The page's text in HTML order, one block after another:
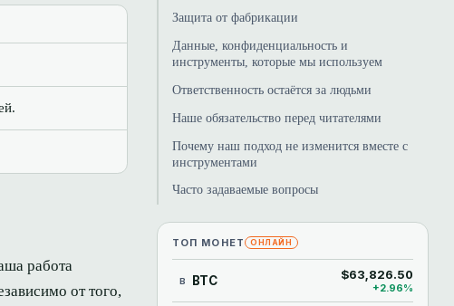
Защита от фабрикации
Данные, конфиденциальность и
инструменты, которые мы используем
Ответственность остаётся за людьми
Наше обязательство перед читателями
Почему наш подход не изменится вместе с
инструментами
Часто задаваемые вопросы
ТОП МОНЕТ ОНЛАЙН
B BTC $63,826.50
+2.96%
работа
от того,